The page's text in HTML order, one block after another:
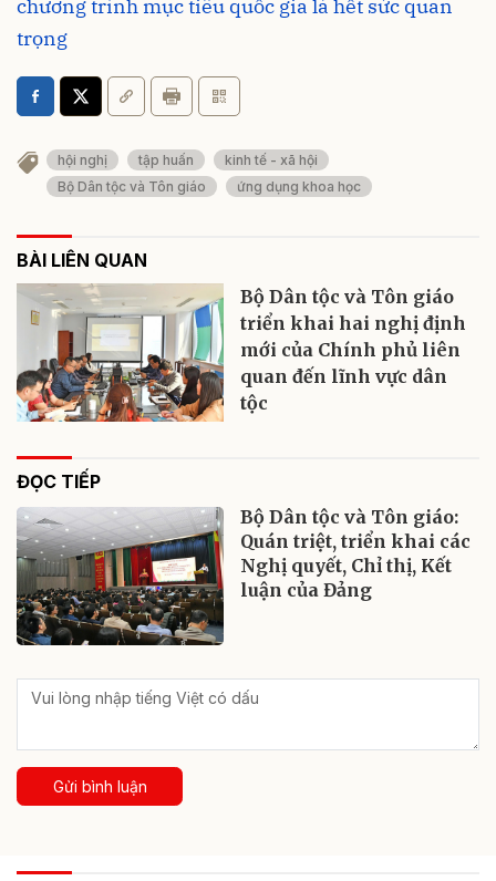
chương trình mục tiêu quốc gia là hết sức quan
trọng
hội nghị tập huấn
kinh tế - xã hội
Bộ Dân tộc và Tôn giáo
ứng dụng khoa học
BÀI LIÊN QUAN
Bộ Dân tộc và Tôn giáo
triển khai hai nghị định
mới của Chính phủ liên
quan đến lĩnh vực dân
tộc
ĐỌC TIẾP
Bộ Dân tộc và Tôn giáo:
Quán triệt, triển khai các
Nghị quyết, Chỉ thị, Kết
luận của Đảng
Gửi bình luận